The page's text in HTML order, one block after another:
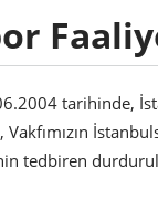
tarihinde,
Vakfımızın
tedbiren